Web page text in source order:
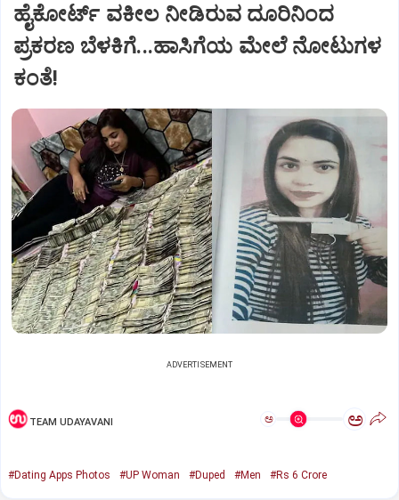
ಹೈಕೋರ್ಟ್‌ ವಕೀಲ ನೀಡಿರುವ ದೂರಿನಿಂದ
ಪ್ರಕರಣ ಬೆಳಕಿಗೆ...ಹಾಸಿಗೆಯ ಮೇಲೆ ನೋಟುಗಳ
ಕಂತೆ!
ADVERTISEMENT
TEAM UDAYAVANI ಅ ಅ
#Dating Apps Photos #UP Woman #Duped #Men #Rs 6 Crore